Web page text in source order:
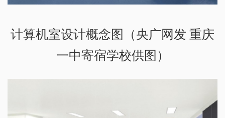
计算机室设计概念图（央广网发 重庆
一中寄宿学校供图）